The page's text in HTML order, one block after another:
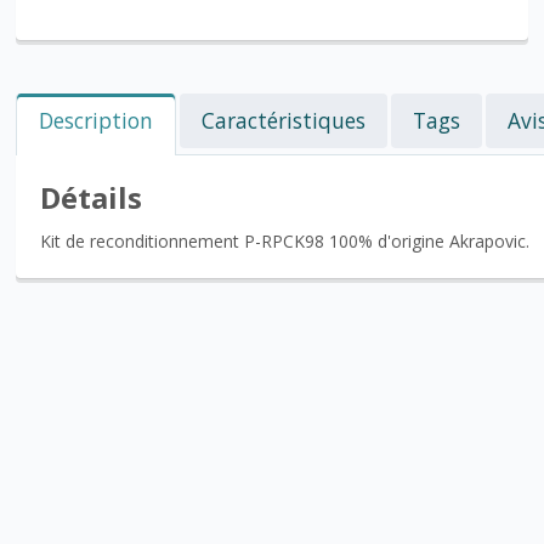
Description Caractéristiques Tags
Détails
Kit de reconditionnement P-RPCK98 100% d'origine Akrapovic.